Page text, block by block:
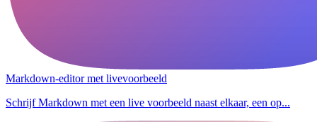
Markdown-editor met livevoorbeeld
Schrijf Markdown met een live voorbeeld naast elkaar, een op...